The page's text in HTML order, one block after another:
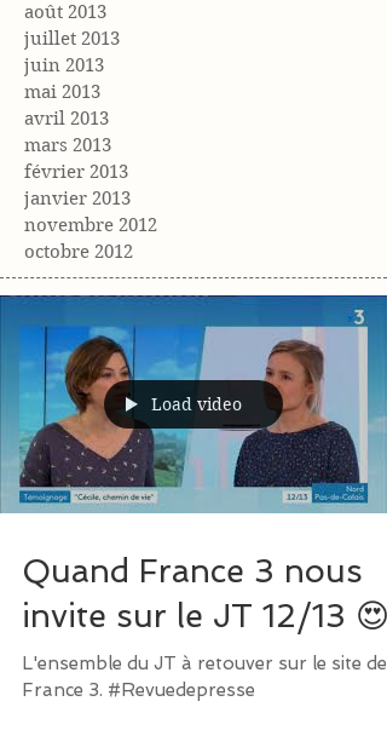
août 2013
juillet 2013
juin 2013
mai 2013
avril 2013
mars 2013
février 2013
janvier 2013
novembre 2012
octobre 2012
Load video
Quand France 3 nous
invite sur le JT 12/13 😍
L'ensemble du JT à retouver sur le site de
France 3. #Revuedepresse